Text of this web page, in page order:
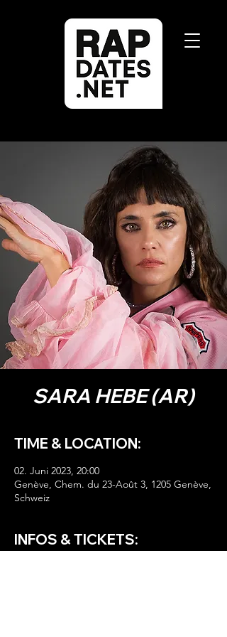
SARA HEBE (AR)
TIME & LOCATION:
02. Juni 2023, 20:00
Genève, Chem. du 23-Août 3, 1205 Genève,
Schweiz
INFOS & TICKETS: